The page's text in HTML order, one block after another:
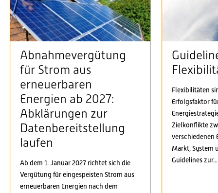
Abnahmevergütung
für Strom aus
erneuerbaren
Energien ab 2027:
Abklärungen zur
Datenbereitstellung
laufen
Ab dem 1. Januar 2027 richtet sich die
Vergütung für eingespeisten Strom aus
erneuerbaren Energien nach dem
Flexibilitäten
Erfolgsfaktor
Zielkonflikte
verschiedenen
Markt, System
Guidelines zur...